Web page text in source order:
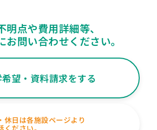
明点や費用詳細等、
お問い合わせください。
希望・資料請求をする
休日は各施設ページより
ください。